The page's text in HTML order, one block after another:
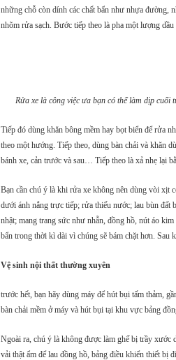
những chỗ còn dính các chất bẩn như nhựa đường,
nhõm rửa sạch. Bước tiếp theo là pha một lượng
Rửa xe là công việc ưa bạn có thể làm dịp cuối
Tiếp đó dùng khăn bông mềm hay bọt biển để rửa
theo một hướng. Tiếp theo, dùng bàn chải và khăn
bánh xe, cản trước và sau… Tiếp theo là xả nhẹ lại
Bạn cần chú ý là khi rửa xe không nên dùng vòi xịt
dưới ánh nắng trực tiếp; rửa thiếu nước; lau bùn đất
nhật; mang trang sức như nhẫn, đồng hồ, nút áo
bẩn trong thời kì dài vì chúng sẽ bám chặt hơn. Sau
Vệ sinh nội thất thường xuyên
trước hết, bạn hãy dùng máy để hút bụi tấm thảm,
bàn chải mềm ở máy và hút bụi tại khu vực bảng
Ngoài ra, chú ý là không được làm ghế bị trầy xước
vải thật ẩm để lau đồng hồ, bảng điều khiển thiết bị